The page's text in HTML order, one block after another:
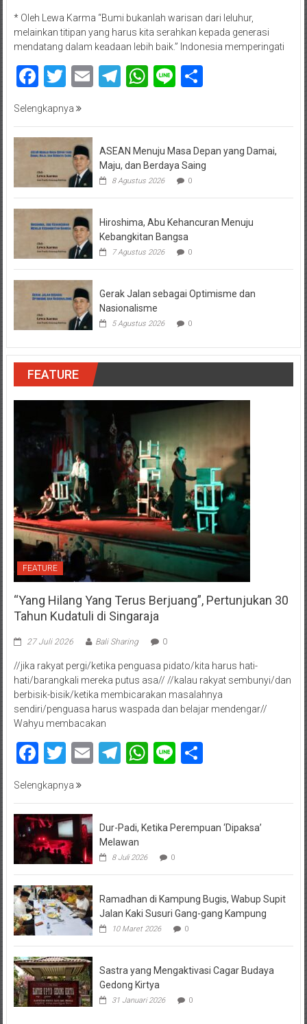
* Oleh Lewa Karma “Bumi bukanlah warisan dari leluhur,
melainkan titipan yang harus kita serahkan kepada generasi
mendatang dalam keadaan lebih baik.” Indonesia memperingati
Facebook
Twitter
EmailTelegram
WhatsApp
LineShare
Selengkapnya
ASEAN Menuju Masa Depan yang Damai,
Maju, dan Berdaya Saing
8 Agustus 2026 0
Hiroshima, Abu Kehancuran Menuju
Kebangkitan Bangsa
7 Agustus 2026 0
Gerak Jalan sebagai Optimisme dan
Nasionalisme
5 Agustus 2026 0
FEATURE
FEATURE
“Yang Hilang Yang Terus Berjuang”, Pertunjukan 30
Tahun Kudatuli di Singaraja
27 Juli 2026 Bali Sharing 0
//jika rakyat pergi/ketika penguasa pidato/kita harus hati-
hati/barangkali mereka putus asa// //kalau rakyat sembunyi/dan
berbisik-bisik/ketika membicarakan masalahnya
sendiri/penguasa harus waspada dan belajar mendengar//
Wahyu membacakan
Facebook
Twitter
EmailTelegram
WhatsApp
LineShare
Selengkapnya
Dur-Padi, Ketika Perempuan ‘Dipaksa’
Melawan
8 Juli 2026 0
Ramadhan di Kampung Bugis, Wabup Supit
Jalan Kaki Susuri Gang-gang Kampung
10 Maret 2026 0
Sastra yang Mengaktivasi Cagar Budaya
Gedong Kirtya
31 Januari 2026 0